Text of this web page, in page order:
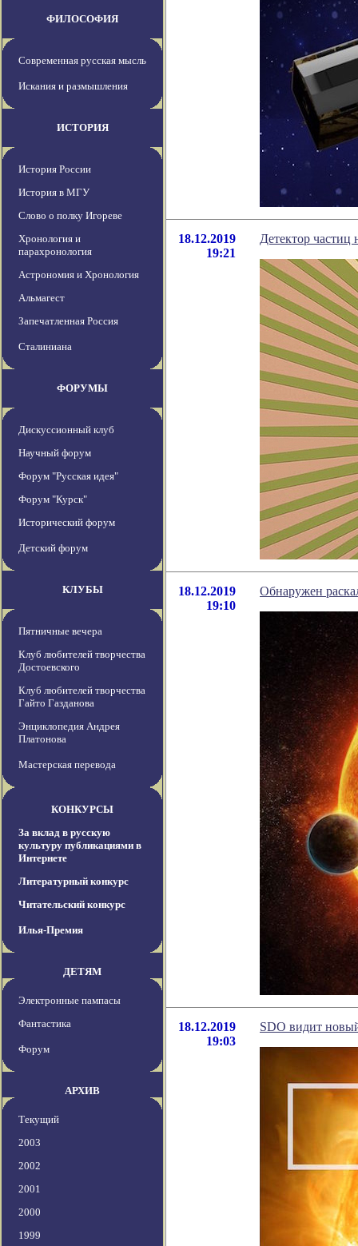
ФИЛОСОФИЯ
Современная русская мысль
Искания и размышления
ИСТОРИЯ
История России
История в МГУ
Слово о полку Игореве
Хронология и
парахронология
Астрономия и Хронология
Альмагест
Запечатленная Россия
Сталиниана
ФОРУМЫ
Дискуссионный клуб
Научный форум
Форум "Русская идея"
Форум "Курск"
Исторический форум
Детский форум
КЛУБЫ
Пятничные вечера
Клуб любителей творчества
Достоевского
Клуб любителей творчества
Гайто Газданова
Энциклопедия Андрея
Платонова
Мастерская перевода
КОНКУРСЫ
За вклад в русскую
культуру публикациями в
Интернете
Литературный конкурс
Читательский конкурс
Илья-Премия
ДЕТЯМ
Электронные пампасы
Фантастика
Форум
АРХИВ
Текущий
2003
2002
2001
2000
1999
18.12.2019
19:21
Детектор частиц
18.12.2019
19:10
Обнаружен
18.12.2019
19:03
SDO видит